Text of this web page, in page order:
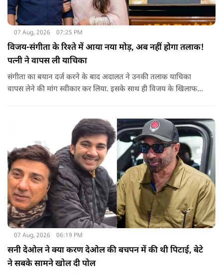
07 Aug, 2026 07:25 PM
विजय-संगीता के रिश्ते में आया नया मोड़, अब नहीं होगा तलाक!
पत्नी ने वापस ली याचिका
संगीता का बयान दर्ज करने के बाद अदालत ने उनकी तलाक याचिका
वापस लेने की मांग स्वीकार कर लिया. इसके साथ ही विजय के खिलाफ
07 Aug, 2026 06:19 PM
सनी देओल ने क्या करण देओल की बचपन में की थी पिटाई, बेटे
ने सबके सामने खोल दी पोल